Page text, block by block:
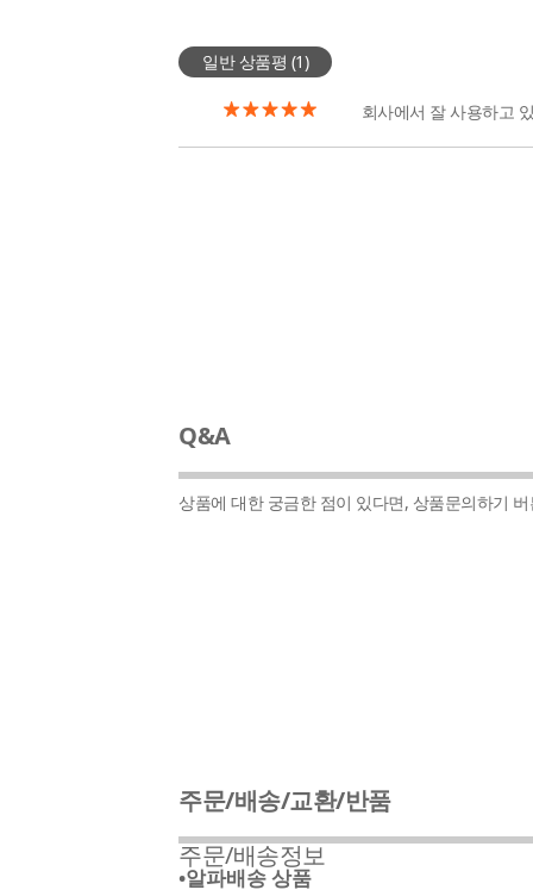
일반 상품평 (1)
회사에서 잘 사용하고
Q&A
상품에 대한 궁금한 점이 있다면, 상품문의하기
주문/배송/교환/반품
주문/배송정보
•알파배송 상품